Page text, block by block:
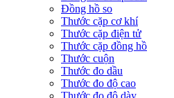
Đồng hồ so
Thước cặp cơ khí
Thước cặp điện tử
Thước cặp đồng hồ
Thước cuộn
Thước đo dầu
Thước đo độ cao
Thước đo độ dày